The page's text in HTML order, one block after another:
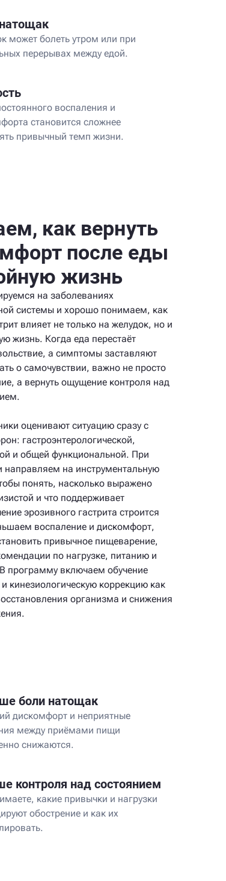
может болеть утром или при
перерывах между едой.
воспаления и
становится сложнее
привычный темп жизни.
как вернуть
после еды
жизнь
на заболеваниях
системы и хорошо понимаем, как
влияет не только на желудок, но и
жизнь. Когда еда перестаёт
а симптомы заставляют
о самочувствии, важно не просто
а вернуть ощущение контроля над
оценивают ситуацию сразу с
гастроэнтерологической,
и общей функциональной. При
направляем на инструментальную
понять, насколько выражено
и что поддерживает
эрозивного гастрита строится
воспаление и дискомфорт,
привычное пищеварение,
по нагрузке, питанию и
программу включаем обучение
кинезиологическую коррекцию как
организма и снижения
боли натощак
дискомфорт и неприятные
между приёмами пищи
снижаются.
контроля над состоянием
какие привычки и нагрузки
обострение и как их